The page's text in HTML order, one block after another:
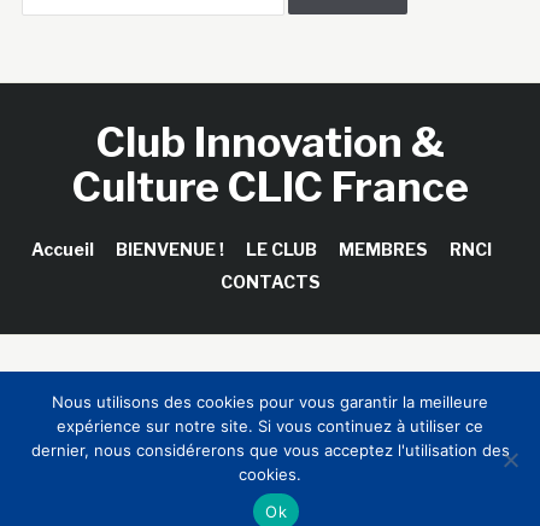
Club Innovation &
Culture CLIC France
Accueil BIENVENUE ! LE CLUB MEMBRES
RNCI
CONTACTS
Sinapses Conseils
Nous utilisons des cookies pour vous garantir la meilleure
expérience sur notre site. Si vous continuez à utiliser ce
dernier, nous considérerons que vous acceptez l'utilisation des
cookies.
Ok